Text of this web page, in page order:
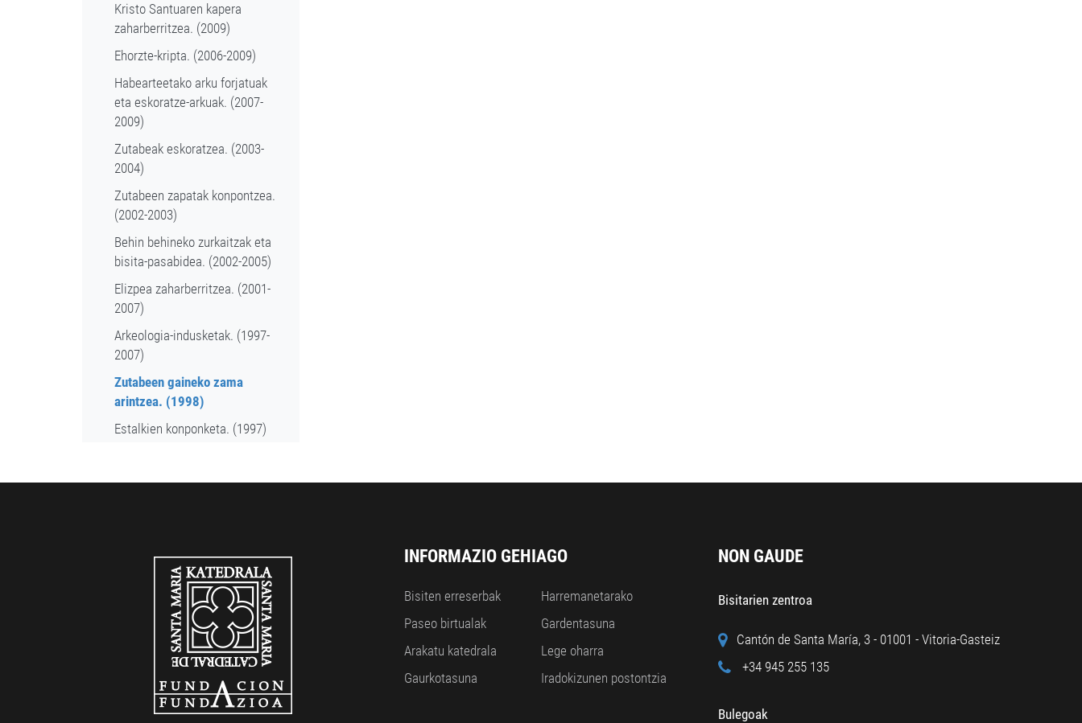
Kristo Santuaren kapera
zaharberritzea. (2009)
Ehorzte-kripta. (2006-2009)
Habearteetako arku forjatuak
eta eskoratze-arkuak. (2007-
2009)
Zutabeak eskoratzea. (2003-
2004)
Zutabeen zapatak konpontzea.
(2002-2003)
Behin behineko zurkaitzak eta
bisita-pasabidea. (2002-2005)
Elizpea zaharberritzea. (2001-
2007)
Arkeologia-indusketak. (1997-
2007)
Zutabeen gaineko zama
arintzea. (1998)
Estalkien konponketa. (1997)
INFORMAZIO GEHIAGO
Bisiten erreserbak
Paseo birtualak
Arakatu katedrala
Gaurkotasuna
Harremanetarako
Gardentasuna
Lege oharra
Iradokizunen postontzia
NON GAUDE
Bisitarien zentroa
Cantón de Santa María, 3 - 01001 - Vitoria-Gasteiz
+34 945 255 135
Bulegoak